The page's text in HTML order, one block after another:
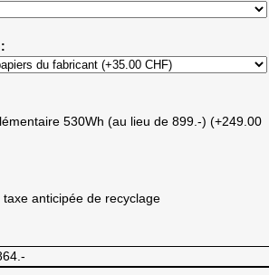
530Wh (au lieu de 899.-) (+249.00
taxe anticipée de recyclage